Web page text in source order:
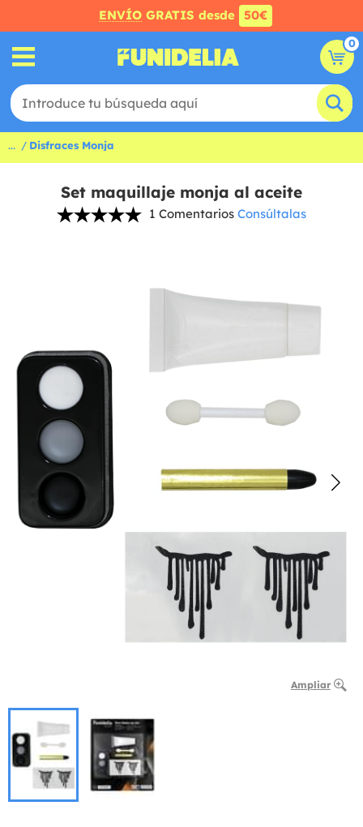
ENVÍO GRATIS desde 50€
0
... Disfraces Monja
Set maquillaje monja al aceite
1 Comentarios Consúltalas
Ampliar